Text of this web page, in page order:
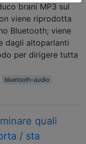
brani MP3 sul
viene riprodotta
Bluetooth; viene
dagli altoparlanti
per dirigere tutta
bluetooth-audio
quali
/ sta